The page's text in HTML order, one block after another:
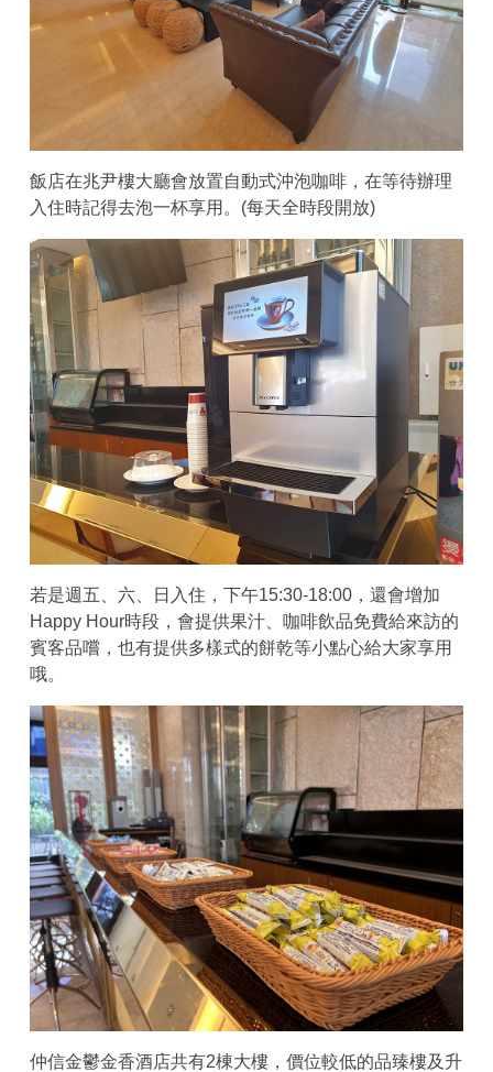
飯店在兆尹樓大廳會放置自動式沖泡咖啡，在等待辦理
入住時記得去泡一杯享用。(每天全時段開放)
若是週五、六、日入住，下午15:30-18:00，還會增加
Happy Hour時段，會提供果汁、咖啡飲品免費給來訪的
賓客品嚐，也有提供多樣式的餅乾等小點心給大家享用
哦。
仲信金鬱金香酒店共有2棟大樓，價位較低的品臻樓及升